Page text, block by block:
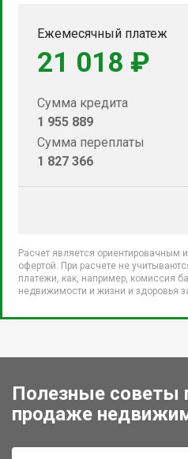
Ежемесячный платеж
21 018 ₽
Сумма кредита
1 955 889
Сумма переплаты
1 827 366
Расчет является ориентировачным
офертой. При расчете не
платежи, как, например, комиссия
недвижимости и жизни и здоровья
Полезные советы
продаже